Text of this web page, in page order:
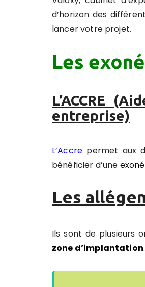
d’horizon des
lancer votre projet.
Les
L’ACCRE
entreprise)
L’Accre permet aux
bénéficier d’une
Les
Ils sont de plusieurs
zone d’implantation.